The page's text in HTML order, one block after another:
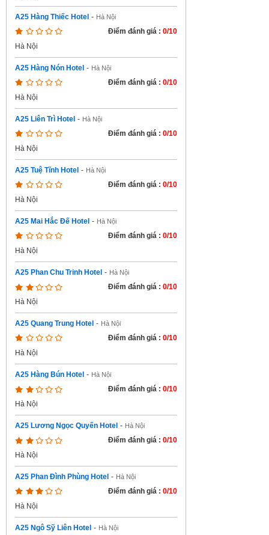
A25 Hàng Thiếc Hotel - Hà Nội
Điểm đánh giá : 0/10
Hà Nội
A25 Hàng Nón Hotel - Hà Nội
Điểm đánh giá : 0/10
Hà Nội
A25 Liên Trì Hotel - Hà Nội
Điểm đánh giá : 0/10
Hà Nội
A25 Tuệ Tĩnh Hotel - Hà Nội
Điểm đánh giá : 0/10
Hà Nội
A25 Mai Hắc Đế Hotel - Hà Nội
Điểm đánh giá : 0/10
Hà Nội
A25 Phan Chu Trinh Hotel - Hà Nội
Điểm đánh giá : 0/10
Hà Nội
A25 Quang Trung Hotel - Hà Nội
Điểm đánh giá : 0/10
Hà Nội
A25 Hàng Bún Hotel - Hà Nội
Điểm đánh giá : 0/10
Hà Nội
A25 Lương Ngọc Quyến Hotel - Hà Nội
Điểm đánh giá : 0/10
Hà Nội
A25 Phan Đình Phùng Hotel - Hà Nội
Điểm đánh giá : 0/10
Hà Nội
A25 Ngô Sỹ Liên Hotel - Hà Nội